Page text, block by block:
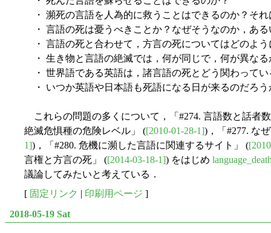
・ 瀕死の言語を人為的に救うことはできるのか？それ
・ 言語の死は憂うべきことか？なぜそうなのか，あ
・ 言語の死と合わせて，方言の死についてはどのよう
・ 生き物と言語の絶滅では，何が同じで，何が異なる
・ 世界語である英語は，諸言語の死とどう関わってい
・ いつか英語や日本語も死語になる日が来るのだろう
これらの問題の多くについて，「#274. 言語数と話者
絶滅危惧種の危険レベル」 ([2010-01-28-1])，「#277. な
1])，「#280. 危機に瀕した言語に関連するサイト」 (
言権と方言の死」 ([2014-03-18-1]) をはじめ
議論してみたいと考えている．
[ 固定リンク | 印刷用ページ ]
2018-05-19 Sat